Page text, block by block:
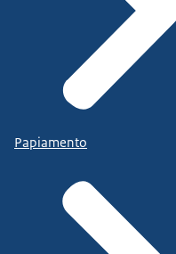
Papiamento